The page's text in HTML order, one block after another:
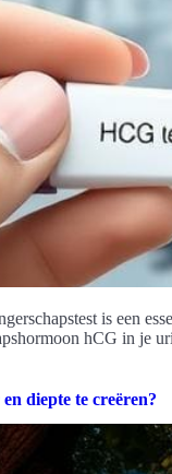
is een
hCG in je
diepte te creëren?